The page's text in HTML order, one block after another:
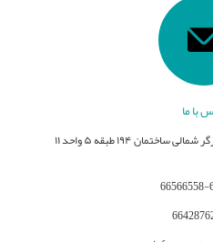
با ما
۱۹۴ طبقه ۵ واحد ۱۱
66566558-